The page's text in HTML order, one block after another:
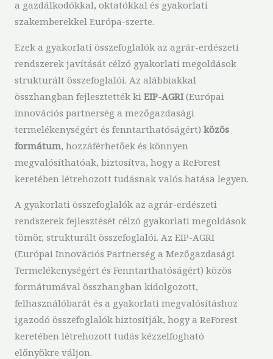
a gazdálkodókkal, oktatókkal és gyakorlati
szakemberekkel Európa-szerte.
Ezek a gyakorlati összefoglalók az agrár-erdészeti
rendszerek javítását célzó gyakorlati megoldások
strukturált összefoglalói. Az alábbiakkal
összhangban fejlesztették ki EIP-AGRI (Európai
innovációs partnerség a mezőgazdasági
termelékenységért és fenntarthatóságért) közös
formátum, hozzáférhetőek és könnyen
megvalósíthatóak, biztosítva, hogy a ReForest
keretében létrehozott tudásnak valós hatása legyen.
A gyakorlati összefoglalók az agrár-erdészeti
rendszerek fejlesztését célzó gyakorlati megoldások
tömör, strukturált összefoglalói. Az EIP-AGRI
(Európai Innovációs Partnerség a Mezőgazdasági
Termelékenységért és Fenntarthatóságért) közös
formátumával összhangban kidolgozott,
felhasználóbarát és a gyakorlati megvalósításhoz
igazodó összefoglalók biztosítják, hogy a ReForest
keretében létrehozott tudás kézzelfogható
előnyökre váljon.